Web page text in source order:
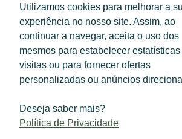
Utilizamos cookies para melhorar a
experiência no nosso site. Assim, ao
continuar a navegar, aceita o uso dos
mesmos para estabelecer estatísticas
visitas ou para fornecer ofertas
personalizadas ou anúncios
Deseja saber mais?
Política de Privacidade
POLÍTICA DE PRIVACIDADE|TERMOS E
GERAIS DE VENDA | ©TOPFARMA, LDA. 2022.
RESERVADOS.